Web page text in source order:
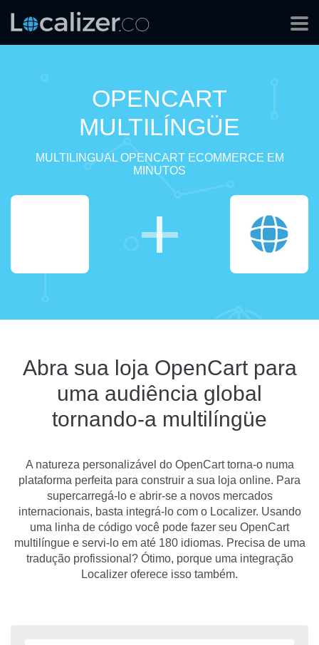
OPENCART
MULTILÍNGÜE
MULTILINGUAL OPENCART ECOMMERCE EM
MINUTOS
Abra sua loja OpenCart para
uma audiência global
tornando-a multilíngüe
A natureza personalizável do OpenCart torna-o numa
plataforma perfeita para construir a sua loja online. Para
supercarregá-lo e abrir-se a novos mercados
internacionais, basta integrá-lo com o Localizer. Usando
uma linha de código você pode fazer seu OpenCart
multilíngue e servi-lo em até 180 idiomas. Precisa de uma
tradução profissional? Ótimo, porque uma integração
Localizer oferece isso também.